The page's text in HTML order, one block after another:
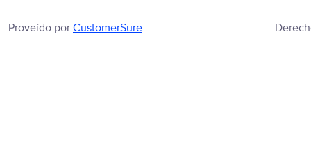
Proveído por CustomerSure